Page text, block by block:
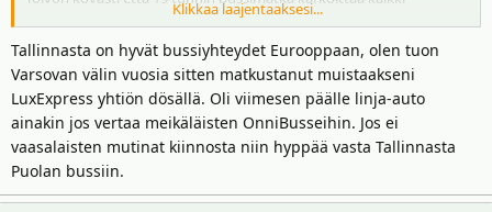
Samsonite turistit kyseiseltä reitiltä mitä tulee juttujen tasoon. Parin
tunnin lennolla sitä vielä kuuntelee mutta käpy saattaa leikata kiinni
ja kunnolla jos sitä perseilyä pitää katsoa 19 tuntia.
Klikkaa laajentaaksesi...
Tallinnasta on hyvät bussiyhteydet Eurooppaan, olen tuon
Varsovan välin vuosia sitten matkustanut muistaakseni
LuxExpress yhtiön dösällä. Oli viimesen päälle linja-auto
ainakin jos vertaa meikäläisten OnniBusseihin. Jos ei
vaasalaisten mutinat kiinnosta niin hyppää vasta Tallinnasta
Puolan bussiin.